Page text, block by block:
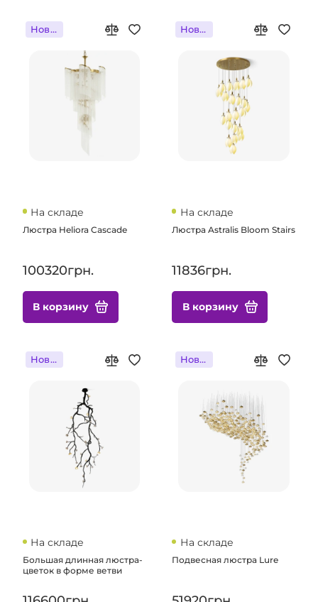
Новинка
На складе
Люстра Heliora Cascade
100320грн.
В корзину
Новинка
На складе
Люстра Astralis Bloom Stairs
11836грн.
В корзину
Новинка
На складе
Большая длинная люстра-
цветок в форме ветви
Новинка
На складе
Подвесная люстра Lure